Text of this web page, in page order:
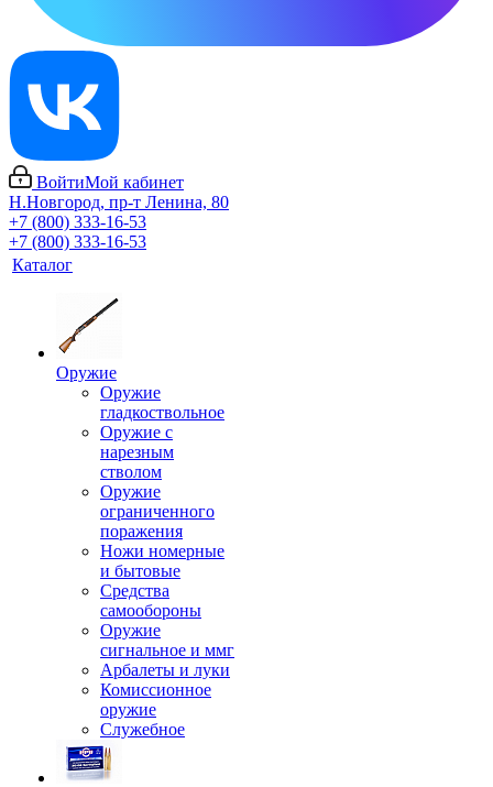
ВойтиМой кабинет
Н.Новгород, пр-т Ленина, 80
+7 (800) 333-16-53
+7 (800) 333-16-53
Каталог
Оружие
Оружие
гладкоствольное
Оружие с
нарезным
стволом
Оружие
ограниченного
поражения
Ножи номерные
и бытовые
Средства
самообороны
Оружие
сигнальное и ммг
Арбалеты и луки
Комиссионное
оружие
Служебное